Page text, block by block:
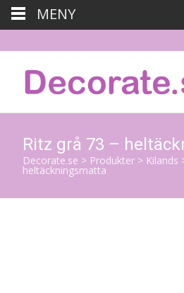
Ritz grå 73 –
Decorate.se > Produkter > Kilands
heltäckningsmatta
MENY